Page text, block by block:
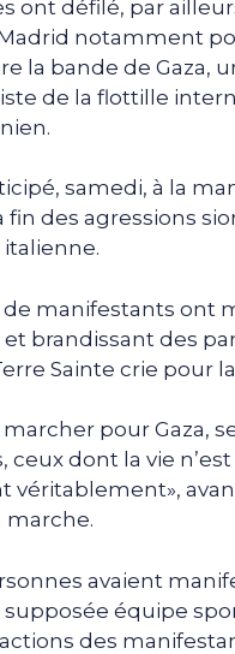
ont défilé, par
notamment
la bande de Gaza,
de la flottille
samedi, à la
des agressions
manifestants ont
brandissant des
Sainte crie pour la
pour Gaza,
ceux dont la vie
marche.
avaient
équipe
des